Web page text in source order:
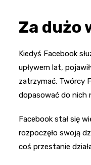
Za dużo
Kiedyś Facebook
upływem lat,
zatrzymać. Twórcy
dopasować do nich
Facebook stał się
rozpoczęło swoją
coś przestanie